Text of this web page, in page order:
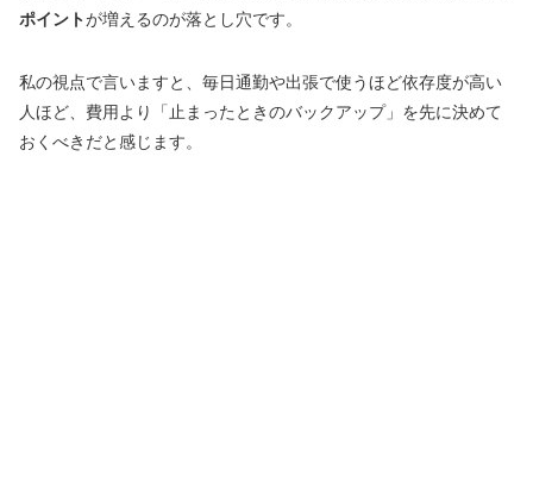
ポイントが増えるのが落とし穴です。
私の視点で言いますと、毎日通勤や出張で使うほど依存度が高い
人ほど、費用より「止まったときのバックアップ」を先に決めて
おくべきだと感じます。